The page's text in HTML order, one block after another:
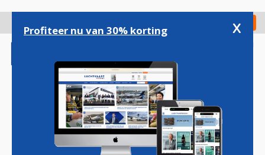
gaan
Check in
Magazine Podcasts Vacatures
Profiteer nu van 30% korting x